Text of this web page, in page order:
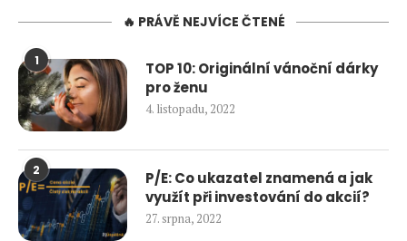
🔥 PRÁVĚ NEJVÍCE ČTENÉ
1
TOP 10: Originální vánoční dárky
pro ženu
4. listopadu, 2022
2
P/E: Co ukazatel znamená a jak
využít při investování do akcií?
27. srpna, 2022